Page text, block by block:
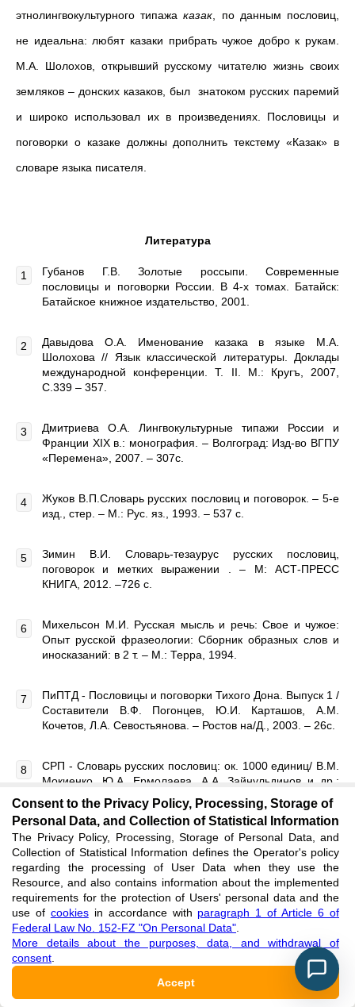
этнолингвокультурного типажаказак , по данным пословиц,
не идеальна: любят казаки прибрать чужое добро к рукам.
М.А. Шолохов, открывший русскому читателю жизнь своих
земляков – донских казаков, был знатоком русских паремий
и широко использовал их в произведениях. Пословицы и
поговорки о казаке должны дополнить текстему «Казак» в
словаре языка писателя.
Литература
Губанов Г.В. Золотые россыпи. Современные
пословицы и поговорки России. В 4-х томах. Батайск:
Батайское книжное издательство, 2001.
Давыдова О.А. Именование казака в языке М.А.
Шолохова // Язык классической литературы. Доклады
международной конференции. Т. II. М.: Кругъ, 2007,
С.339 – 357.
Дмитриева О.А. Лингвокультурные типажи России и
Франции ХIХ в.: монография. – Волгоград: Изд-во ВГПУ
«Перемена», 2007. – 307с.
Жуков В.П.Словарь русских пословиц и поговорок. – 5-е
изд., стер. – М.: Рус. яз., 1993. – 537 с.
Зимин В.И. Словарь-тезаурус русских пословиц,
поговорок и метких выражении . – М: АСТ-ПРЕСС
КНИГА, 2012. –726 с.
Михельсон М.И. Русская мысль и речь: Свое и чужое:
Опыт русской фразеологии: Сборник образных слов и
иносказаний: в 2 т. – М.: Терра, 1994.
ПиПТД - Пословицы и поговорки Тихого Дона. Выпуск 1 /
Составители В.Ф. Погонцев, Ю.И. Карташов, А.М.
Кочетов, Л.А. Севостьянова. – Ростов на/Д., 2003. – 26с.
СРП - Словарь русских пословиц: ок. 1000 единиц/ В.М.
Мокиенко, Ю.А. Ермолаева, А.А. Зайнульдинов и др.;
под. ред. В.М. Мокиенко. М.: Астрель: АСТ, 2008. – 281
[3] с.
СРФ – Бирих А.К., Мокиенко В.М., Степанова Л.И.
Словарь русской фразеологии. Историко-
этимологический справочник. – СПб.: Фолио-Пресс,
1998. – 704с.
Шолохов М.А. Собрание сочинений. В 8-ми т. – М.:
Худож. лит., 1985.
REFERENCES
Consent to the Privacy Policy, Processing, Storage of
Personal Data, and Collection of Statistical Information
The Privacy Policy, Processing, Storage of Personal Data, and
Collection of Statistical Information defines the Operator's policy
regarding the processing of User Data when they use the
Resource, and also contains information about the implemented
requirements for the protection of Users' personal data and the
use of cookiesin accordance with paragraph 1 of Article 6 of
Federal Law No. 152-FZ "On Personal Data"
More details about the purposes, data, and withdrawal of
consent
Accept